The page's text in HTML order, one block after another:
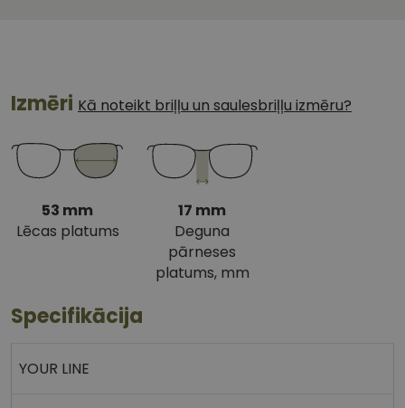
Izmēri Kā noteikt briļļu un saulesbriļļu izmēru?
53 mm
Lēcas platums
17 mm
Deguna
pārneses
platums, mm
Specifikācija
YOUR LINE